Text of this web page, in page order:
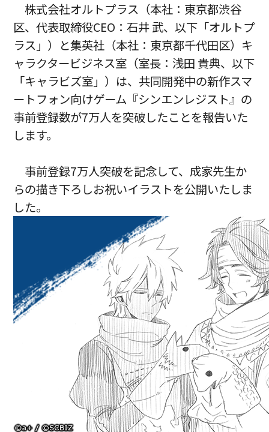
株式会社オルトプラス（本社：東京都渋谷
区、代表取締役CEO：石井 武、以下「オルトプ
ラス」）と集英社（本社：東京都千代田区）キ
ャラクタービジネス室（室長：浅田 貴典、以下
「キャラビズ室」）は、共同開発中の新作スマ
ートフォン向けゲーム『シンエンレジスト』の
事前登録数が7万人を突破したことを報告いた
します。
事前登録7万人突破を記念して、成家先生か
らの描き下ろしお祝いイラストを公開いたしま
した。